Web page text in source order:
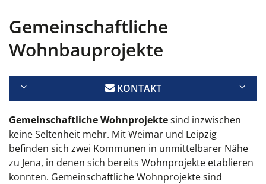
Gemeinschaftliche
Wohnbauprojekte
KONTAKT
Gemeinschaftliche Wohnprojektesind inzwischen
keine Seltenheit mehr. Mit Weimar und Leipzig
befinden sich zwei Kommunen in unmittelbarer Nähe
zu Jena, in denen sich bereits Wohnprojekte etablieren
konnten. Gemeinschaftliche Wohnprojekte sind